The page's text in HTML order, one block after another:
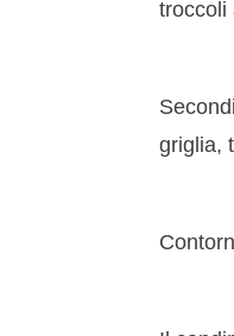
griglia,